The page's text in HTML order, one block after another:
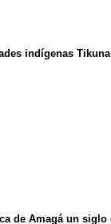
indígenas
de Amagá un